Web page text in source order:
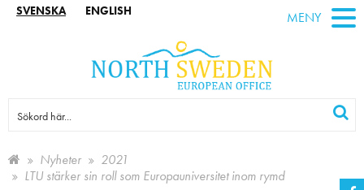
SVENSKA ENGLISH MENY
Nyheter
2021
LTU stärker sin roll som Europauniversitet inom rymd